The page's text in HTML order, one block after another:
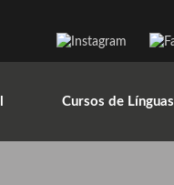
Cursos de Línguas